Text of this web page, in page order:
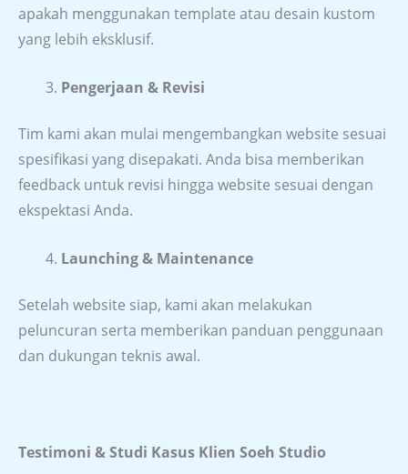
apakah menggunakan template atau desain kustom
yang lebih eksklusif.
Pengerjaan & Revisi
Tim kami akan mulai mengembangkan website sesuai
spesifikasi yang disepakati. Anda bisa memberikan
feedback untuk revisi hingga website sesuai dengan
ekspektasi Anda.
Launching & Maintenance
Setelah website siap, kami akan melakukan
peluncuran serta memberikan panduan penggunaan
dan dukungan teknis awal.
Testimoni & Studi Kasus Klien Soeh Studio